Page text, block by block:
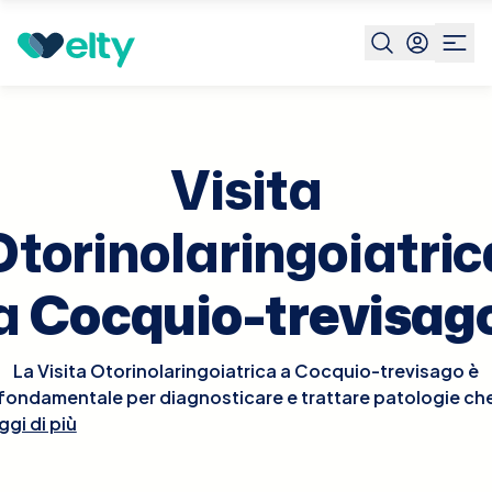
Prenota visita Visita Otorinolaringoiatrica Cocquio-
Visita
Cocquio-
La Visita Otorinolaringoiatrica a Cocquio-trevisago è
per diagnosticare e trattare patologie
riguardano orecchie, naso e gola. Durante la visita,
di più